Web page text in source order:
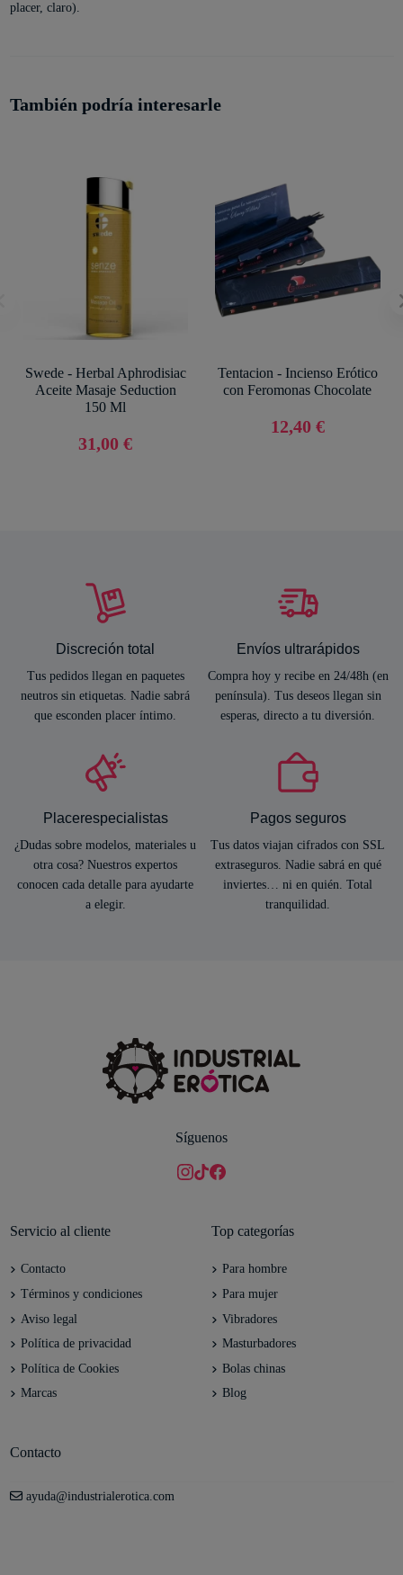
placer, claro).
También podría interesarle
Swede - Herbal Aphrodisiac
Aceite Masaje Seduction
150 Ml
31,00 €
Tentacion - Incienso Erótico
con Feromonas Chocolate
12,40 €
Discreción total
Tus pedidos llegan en paquetes
neutros sin etiquetas. Nadie sabrá
que esconden placer íntimo.
Envíos ultrarápidos
Compra hoy y recibe en 24/48h (en
península). Tus deseos llegan sin
esperas, directo a tu diversión.
Placerespecialistas
¿Dudas sobre modelos, materiales u
otra cosa? Nuestros expertos
conocen cada detalle para ayudarte
a elegir.
Pagos seguros
Tus datos viajan cifrados con SSL
extraseguros. Nadie sabrá en qué
inviertes… ni en quién. Total
tranquilidad.
Síguenos
Servicio al cliente
Contacto
Términos y condiciones
Aviso legal
Política de privacidad
Política de Cookies
Marcas
Top categorías
Para hombre
Para mujer
Vibradores
Masturbadores
Bolas chinas
Blog
Contacto
ayuda@industrialerotica.com